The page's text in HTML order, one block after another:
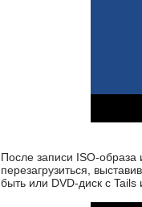
После записи ISO-
перезагрузиться,
быть или DVD-диск с